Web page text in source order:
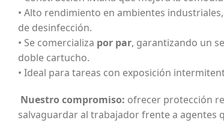
• Alto rendimiento en ambientes
de desinfección.
• Se comercializa por par, garantizando un
doble cartucho.
• Ideal para tareas con exposición
Nuestro compromiso: ofrecer protección
salvaguardar al trabajador frente a